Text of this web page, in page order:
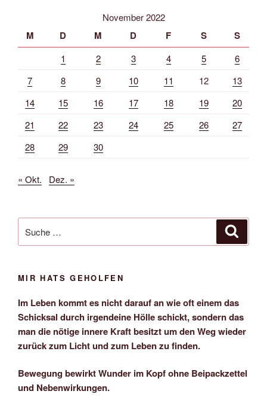
November 2022
M D M D F S S
1 2 3 4 5
6
7
8 9 10 11 12
13
14
15 16 17 18 19
20
21
22 23 24 25 26
27
28
29 30
« Okt. Dez. »
nach:
MIR HATS GEHOLFEN
Im Leben kommt es nicht darauf an wie oft einem das
Schicksal durch irgendeine Hölle schickt, sondern das
man die nötige innere Kraft besitzt um den Weg wieder
zurück zum Licht und zum Leben zu finden.
Bewegung bewirkt Wunder im Kopf ohne Beipackzettel
und Nebenwirkungen.